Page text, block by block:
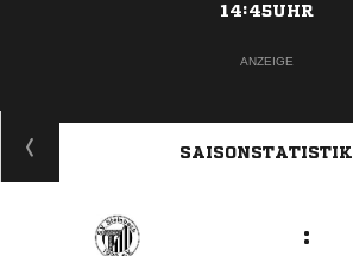
14:45UHR
ANZEIGE
SAISONSTATISTIK
: